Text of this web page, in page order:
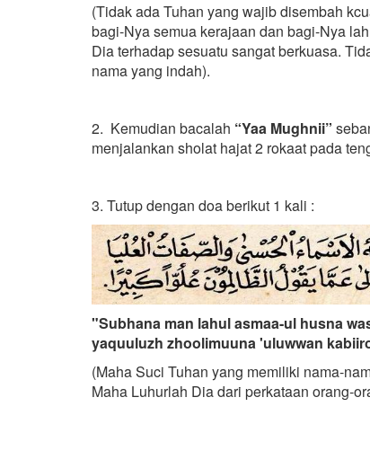
(Tidak ada Tuhan yang wajib disembah
bagi-Nya semua kerajaan dan bagi-Nya
Dia terhadap sesuatu sangat berkuasa.
nama yang indah).
2. Kemudian bacalah “Yaa Mughnii”
menjalankan sholat hajat 2 rokaat pada
3. Tutup dengan doa berikut 1 kali :
"Subhana man lahul asmaa-ul husna
yaquuluzh zhoolimuuna 'uluwwan
(Maha Suci Tuhan yang memiliki nama-
Maha Luhurlah Dia dari perkataan orang-